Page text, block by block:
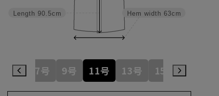
Hem width 63cm
Length 90.5cm
7号 9号 11号 13号 15号